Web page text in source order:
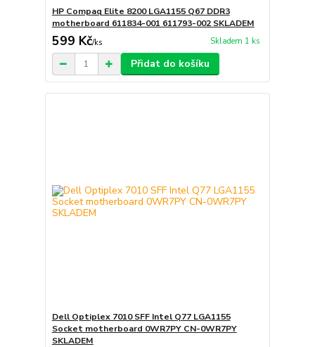
HP Compaq Elite 8200 LGA1155 Q67 DDR3
motherboard 611834-001 611793-002 SKLADEM
599 Kč/ks Skladem 1 ks
Přidat do košíku
Dell Optiplex 7010 SFF Intel Q77 LGA1155
Socket motherboard 0WR7PY CN-0WR7PY
SKLADEM